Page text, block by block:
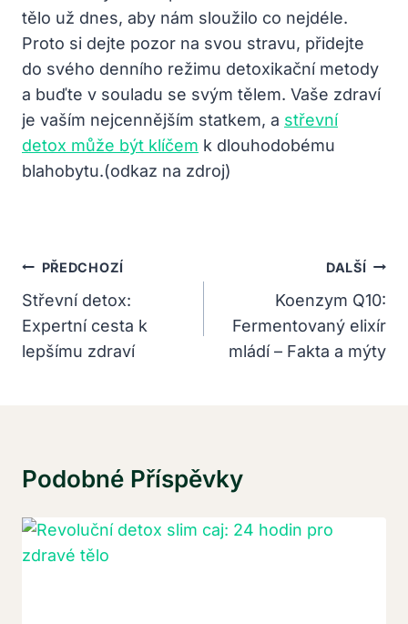
tělo už dnes, aby nám sloužilo co nejdéle.
Proto si dejte pozor na svou stravu, přidejte
do svého denního režimu detoxikační metody
a buďte v souladu se svým tělem. Vaše zdraví
je vaším nejcennějším statkem, a střevní
detox může být klíčem k dlouhodobému
blahobytu.(odkaz na zdroj)
Navigace
Pro
Příspěvek
PŘEDCHOZÍ
Střevní detox:
Expertní cesta k
lepšímu zdraví
DALŠÍ
Koenzym Q10:
Fermentovaný elixír
mládí – Fakta a mýty
Podobné Příspěvky